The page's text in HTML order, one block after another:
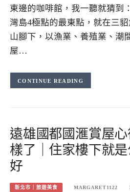
東邊的咖啡館，我一聽就猜到
灣島4極點的最東點，就在三
山腳下，以漁業、養殖業、潮
屋…
CONTINUE READING
遠雄國都國滙賞屋
樣了｜住家樓下就
好
新北市｜旅遊美食 MARGARET1122